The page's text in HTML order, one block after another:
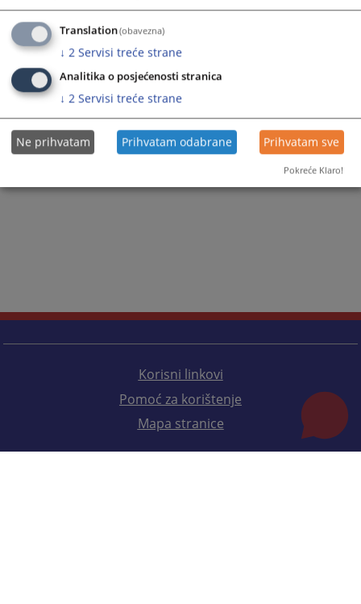
Korisni linkovi
Pomoć za korištenje
Mapa stranice
Translation(obavezna)
↓ 2 Servisi treće strane
Analitika o posjećenosti stranica
↓ 2 Servisi treće strane
Ne prihvatam Prihvatam odabrane Prihvatam sve
Pokreće Klaro!